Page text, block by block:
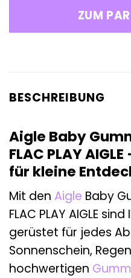
ZUM
BESCHREIBUNG
Aigle Baby
FLAC PLAY
für kleine
Mit den Aigle Baby
FLAC PLAY AIGLE
gerüstet für jedes
Sonnenschein,
hochwertigen